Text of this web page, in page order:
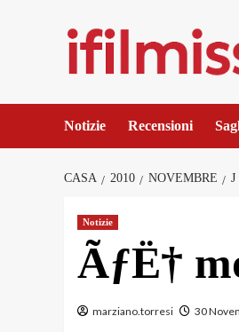
Notizie Recensioni
CASA 2010 NOVEMBRE J
Notizie
ÃƒË†
marziano.torresi 30